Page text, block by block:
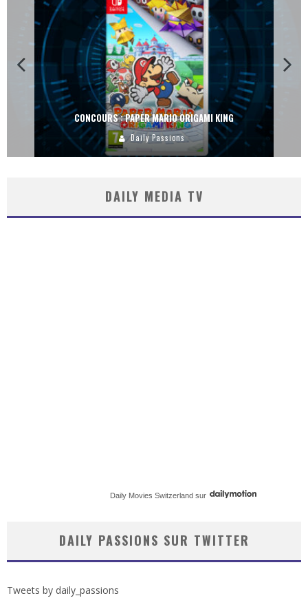
CONCOURS : PAPER MARIO ORIGAMI KING
Daily Passions
DAILY MEDIA TV
Daily Movies Switzerland sur
DAILY PASSIONS SUR TWITTER
Tweets by daily_passions